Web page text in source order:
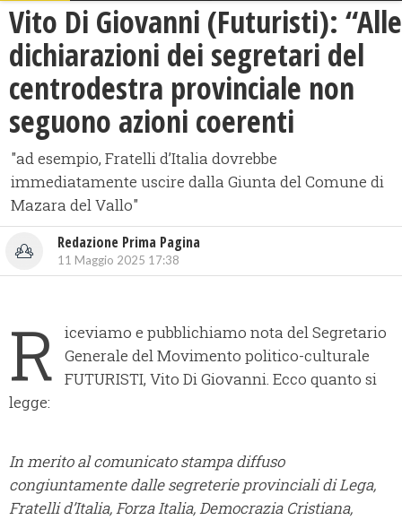
Vito Di Giovanni (Futuristi): “Alle
dichiarazioni dei segretari del
centrodestra provinciale non
seguono azioni coerenti
"ad esempio, Fratelli d’Italia dovrebbe
immediatamente uscire dalla Giunta del Comune di
Mazara del Vallo"
Redazione Prima Pagina
11 Maggio 2025 17:38
R
iceviamo e pubblichiamo nota del Segretario
Generale del Movimento politico-culturale
FUTURISTI, Vito Di Giovanni. Ecco quanto si
legge:
In merito al comunicato stampa diffuso
congiuntamente dalle segreterie provinciali di Lega,
Fratelli d’Italia, Forza Italia, Democrazia Cristiana,